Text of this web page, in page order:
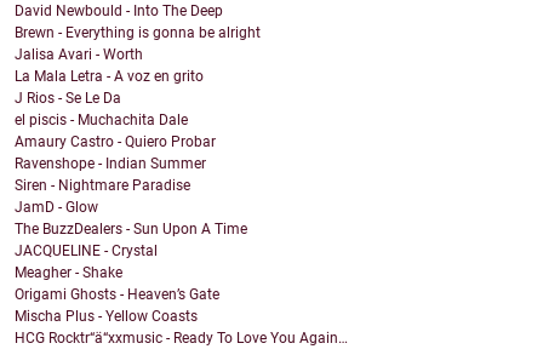
David Newbould - Into The Deep
Brewn - Everything is gonna be alright
Jalisa Avari - Worth
La Mala Letra - A voz en grito
J Rios - Se Le Da
el piscis - Muchachita Dale
Amaury Castro - Quiero Probar
Ravenshope - Indian Summer
Siren - Nightmare Paradise
JamD - Glow
The BuzzDealers - Sun Upon A Time
JACQUELINE - Crystal
Meagher - Shake
Origami Ghosts - Heaven’s Gate
Mischa Plus - Yellow Coasts
HCG Rocktr“ä“xxmusic - Ready To Love You Again…